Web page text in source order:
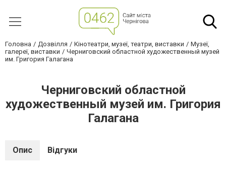
Головна Дозвілля Кінотеатри, музеї, театри, виставки
Музеї,
галереї, виставки
Черниговский областной художественный музей
им. Григория Галагана
Черниговский областной
художественный музей им. Григория
Галагана
Опис Відгуки